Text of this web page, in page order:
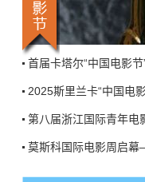
6月27日 10:01:00
9万块银幕，全年
钱去哪了？
近80部中外影片，革
《玩具总动员5》、谢
首届卡塔尔“中国电影
2025斯里兰卡“中国电